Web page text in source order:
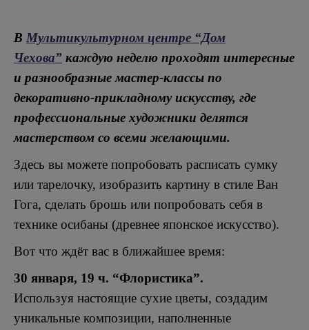
В Мультикультурном центре “Дом
Чехова” каждую неделю проходят интересные
и разнообразные мастер-классы по
декоративно-прикладному искусству, где
профессиональные художники делятся
мастерством со всеми желающими.
Здесь вы можете попробовать расписать сумку
или тарелочку, изобразить картину в стиле Ван
Гога, сделать брошь или попробовать себя в
технике осибаны (древнее японское искусство).
Вот что ждёт вас в ближайшее время:
30 января, 19 ч. “Флористика”.
Используя настоящие сухие цветы, создадим
уникальные композиции, наполненные